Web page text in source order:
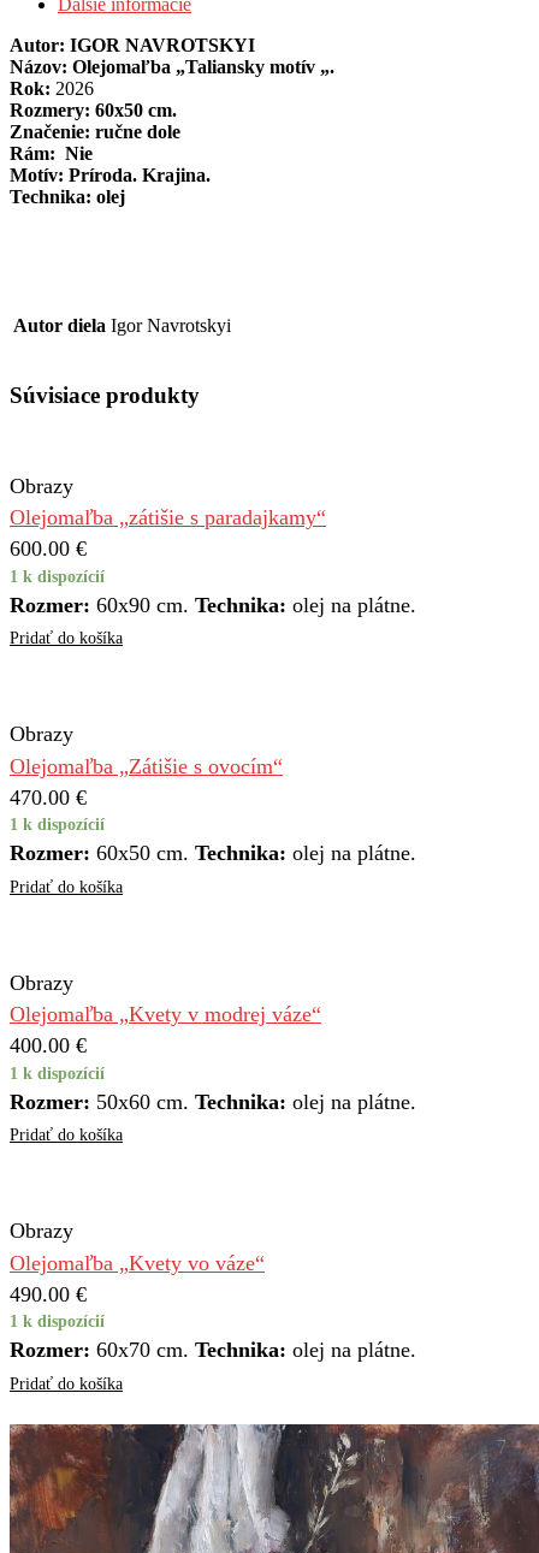
Autor: IGOR NAVROTSKYI
Názov: Olejomaľba „Taliansky motív „.
Rok: 2026
Rozmery: 60х50 cm.
Značenie: ručne dole
Rám: Nie
Motív: Príroda. Krajina.
Technika: olej
Autor diela Igor Navrotskyi
Súvisiace produkty
Obrazy
Olejomaľba „zátišie s paradajkamy“
600.00 €
1 k dispozícií
Rozmer: 60x90 cm. Technika: olej na plátne.
Pridať do košíka
Obrazy
Olejomaľba „Zátišie s ovocím“
470.00 €
1 k dispozícií
Rozmer: 60x50 cm. Technika: olej na plátne.
Pridať do košíka
Obrazy
Olejomaľba „Kvety v modrej váze“
400.00 €
1 k dispozícií
Rozmer: 50x60 cm. Technika: olej na plátne.
Pridať do košíka
Obrazy
Olejomaľba „Kvety vo váze“
490.00 €
1 k dispozícií
Rozmer: 60x70 cm. Technika: olej na plátne.
Pridať do košíka